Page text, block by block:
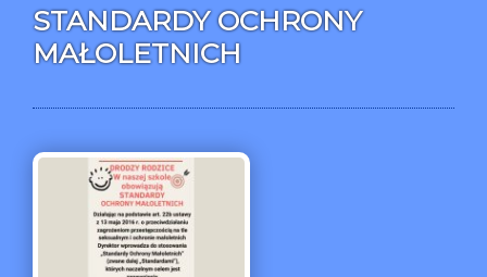
STANDARDY OCHRONY
MAŁOLETNICH